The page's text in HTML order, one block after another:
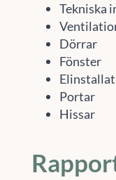
Tekniska
Dörrar
Fönster
Portar
Hissar